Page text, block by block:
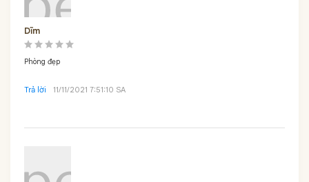
Dĩm
Phòng đẹp
Trả lời 11/11/2021 7:51:10 SA